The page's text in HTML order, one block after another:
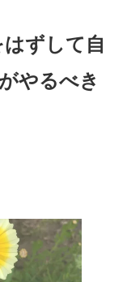
ずして自
やるべき